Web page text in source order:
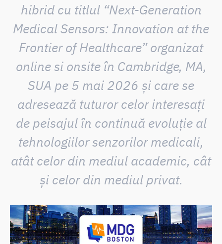
hibrid cu titlul “Next-Generation
Medical Sensors: Innovation at the
Frontier of Healthcare” organizat
online si onsite în Cambridge, MA,
SUA pe 5 mai 2026 și care se
adresează tuturor celor interesați
de peisajul în continuă evoluție al
tehnologiilor senzorilor medicali,
atât celor din mediul academic, cât
și celor din mediul privat.